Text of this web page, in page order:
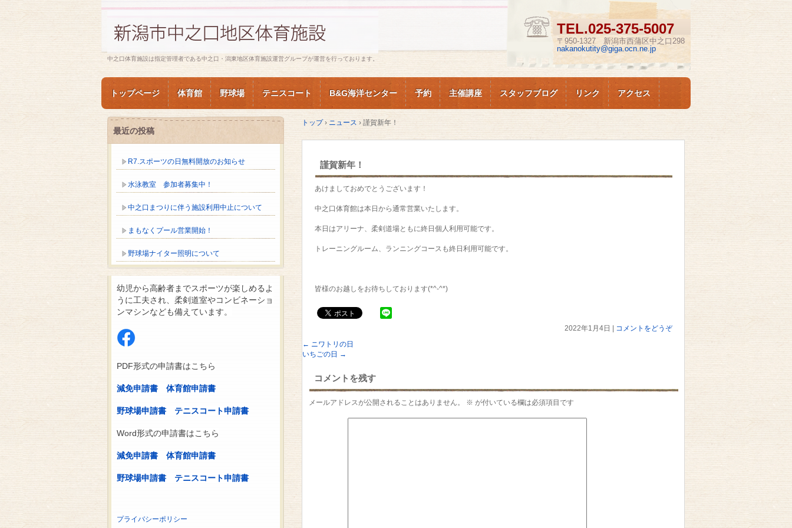
中之口体育施設は指定管理者である中之口・潟東地区体育施設運営グループが運営を行っております。
TEL.025-375-5007
〒950-1327 新潟市西蒲区中之口298
nakanokutity@giga.ocn.ne.jp
トップページ 体育館 野球場 テニスコート B&G海洋センター 予約 主催講座 スタッフブログ リンク アクセス
トップ › ニュース › 謹賀新年！
謹賀新年！
あけましておめでとうございます！
中之口体育館は本日から通常営業いたします。
本日はアリーナ、柔剣道場ともに終日個人利用可能です。
トレーニングルーム、ランニングコースも終日利用可能です。
皆様のお越しをお待ちしております(*^-^*)
2022年1月4日
コメントをどうぞ
← ニワトリの日
いちごの日 →
コメントを残す
メールアドレスが公開されることはありません。 ※ が付いている欄は必須項目です
最近の投稿
R7.スポーツの日無料開放のお知らせ
水泳教室 参加者募集中！
中之口まつりに伴う施設利用中止について
まもなくプール営業開始！
野球場ナイター照明について
幼児から高齢者までスポーツが楽しめるよ
うに工夫され、柔剣道室やコンビネーショ
ンマシンなども備えています。
PDF形式の申請書はこちら
減免申請書 体育館申請書
野球場申請書 テニスコート申請書
Word形式の申請書はこちら
減免申請書 体育館申請書
野球場申請書 テニスコート申請書
プライバシーポリシー